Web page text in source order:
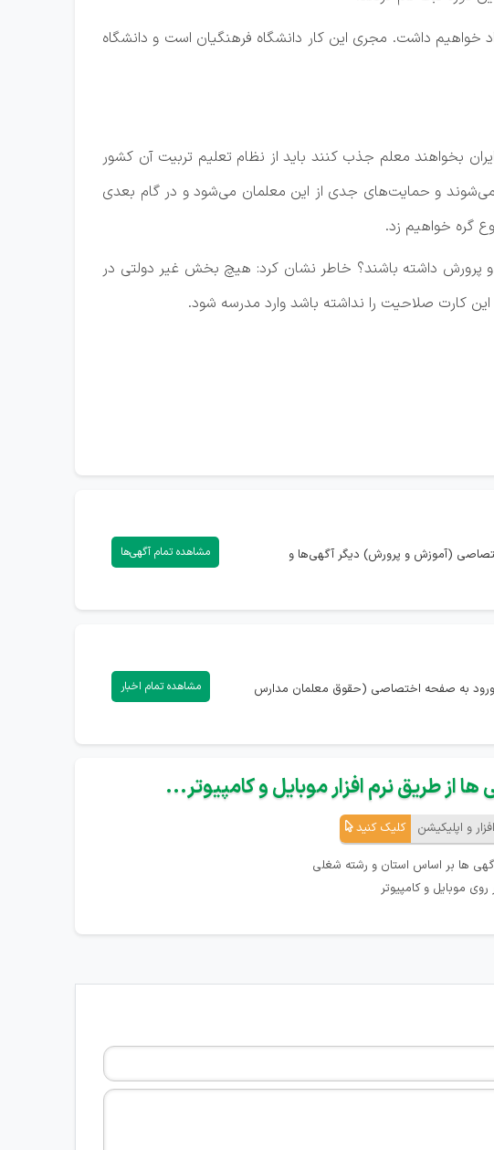
ساعت آموزش حضوری برای این افراد خواهیم داشت. مجری این کار دانشگاه فرهنگیان است و دانشگاه
بخواهند معلم جذب کنند باید از نظام تعلیم تربیت آن کشور
می‌شوند و حمایت‌های جدی از این معلمان می‌شود و در گام بعدی
گره خواهیم زد.
پرورش داشته باشند؟ خاطر نشان کرد: هیچ بخش غیر دولتی در
کارت صلاحیت را نداشته باشد وارد مدرسه شود.
(آموزش و پرورش) دیگر آگهی‌ها و
مشاهده تمام آگهی‌ها
ورود به صفحه اختصاصی (حقوق معلمان مدارس
مشاهده تمام اخبار
ها از طریق نرم افزار موبایل و کامپیوتر...
و اپلیکیشن کلیک کنید
ها بر اساس استان و رشته شغلی
موبایل و کامپیوتر